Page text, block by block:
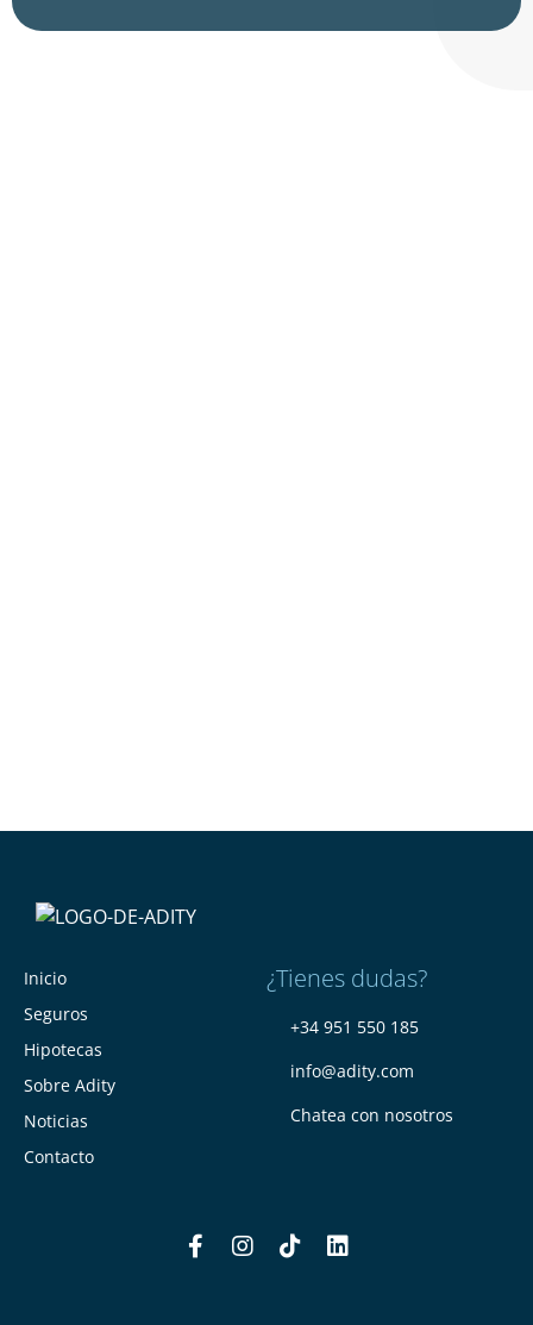
Inicio
Seguros
Hipotecas
Sobre Adity
Noticias
Contacto
¿Tienes dudas?
+34 951 550 185
info@adity.com
Chatea con nosotros